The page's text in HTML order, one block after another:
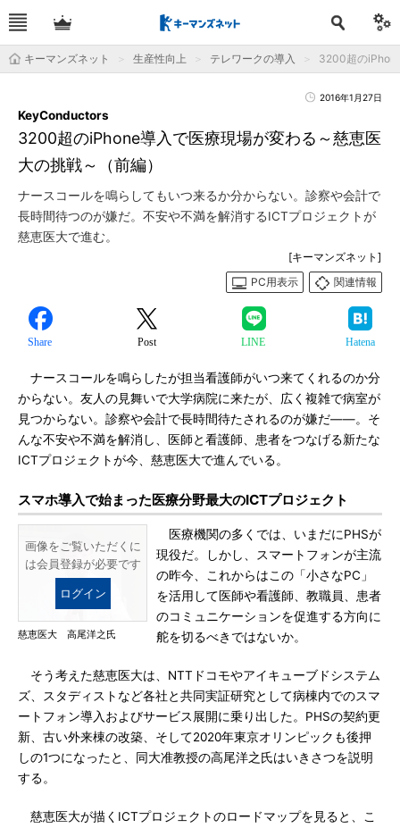
キーマンズネット 生産性向上 テレワークの導入 3200超の
2016年1月27日
3200超のiPhone導入で医療現場が変わる～慈恵医
大の挑戦～（前編）
KeyConductors
ナースコールを鳴らしてもいつ来るか分からない。診察や会計で
長時間待つのが嫌だ。不安や不満を解消するICTプロジェクトが
慈恵医大で進む。
[キーマンズネット]
PC用表示
関連情報
Share Post LINE Hatena
ナースコールを鳴らしたが担当看護師がいつ来てくれるのか分
からない。友人の見舞いで大学病院に来たが、広く複雑で病室が
見つからない。診察や会計で長時間待たされるのが嫌だ――。そ
んな不安や不満を解消し、医師と看護師、患者をつなげる新たな
ICTプロジェクトが今、慈恵医大で進んでいる。
スマホ導入で始まった医療分野最大のICTプロジェクト
画像をご覧いただくに
は会員登録が必要です
ログイン
慈恵医大 高尾洋之氏
医療機関の多くでは、いまだにPHSが
現役だ。しかし、スマートフォンが主流
の昨今、これからはこの「小さなPC」
を活用して医師や看護師、教職員、患者
のコミュニケーションを促進する方向に
舵を切るべきではないか。
そう考えた慈恵医大は、NTTドコモやアイキューブドシステム
ズ、スタディストなど各社と共同実証研究として病棟内でのスマ
ートフォン導入およびサービス展開に乗り出した。PHSの契約更
新、古い外来棟の改築、そして2020年東京オリンピックも後押
しの1つになったと、同大准教授の高尾洋之氏はいきさつを説明
する。
慈恵医大が描くICTプロジェクトのロードマップを見ると、こ